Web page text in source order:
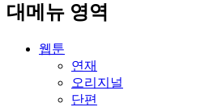
대메뉴 영역
웹툰
연재
오리지널
단편